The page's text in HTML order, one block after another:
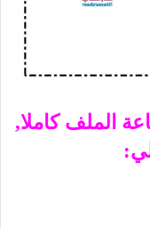
الملف كاملا,